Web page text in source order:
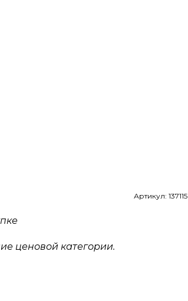
Артикул: 137115
ценовой категории.